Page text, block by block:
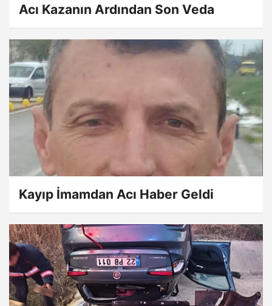
Acı Kazanın Ardından Son Veda
Kayıp İmamdan Acı Haber Geldi